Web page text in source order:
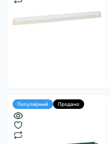
Популярный Продано